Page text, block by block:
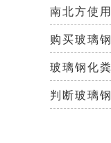
购买玻璃